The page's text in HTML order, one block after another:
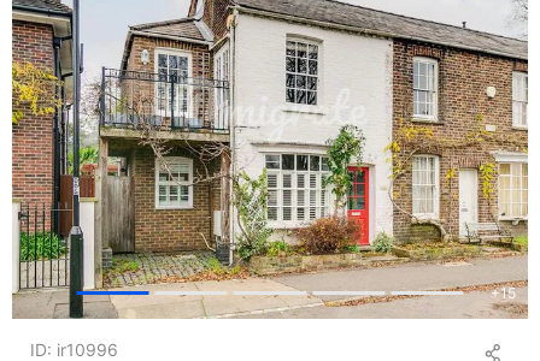
+15
ID: ir10996